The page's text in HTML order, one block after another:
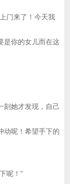
门来了！今天我
是你的女儿而在这
她才发现，自己
动呢！希望手下的
呢！”